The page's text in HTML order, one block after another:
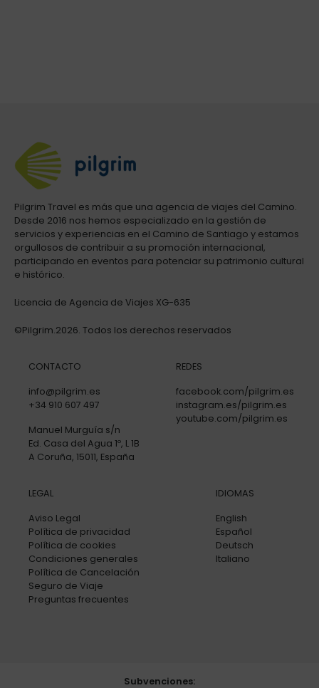
Pilgrim Travel es más que una agencia de viajes del Camino.
Desde 2016 nos hemos especializado en la gestión de
servicios y experiencias en el Camino de Santiago y estamos
orgullosos de contribuir a su promoción internacional,
participando en eventos para potenciar su patrimonio cultural
e histórico.
Licencia de Agencia de Viajes XG-635
©Pilgrim.2026. Todos los derechos reservados
CONTACTO
info@pilgrim.es
+34 910 607 497
Manuel Murguía s/n
Ed. Casa del Agua 1º, L 1B
A Coruña, 15011, España
REDES
facebook.com/pilgrim.es
instagram.es/pilgrim.es
youtube.com/pilgrim.es
LEGAL
Aviso Legal
Política de privacidad
Política de cookies
Condiciones generales
Política de Cancelación
Seguro de Viaje
Preguntas frecuentes
IDIOMAS
English
Español
Deutsch
Italiano
Subvenciones: